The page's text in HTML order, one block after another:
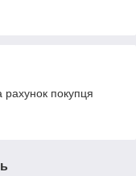
рахунок покупця